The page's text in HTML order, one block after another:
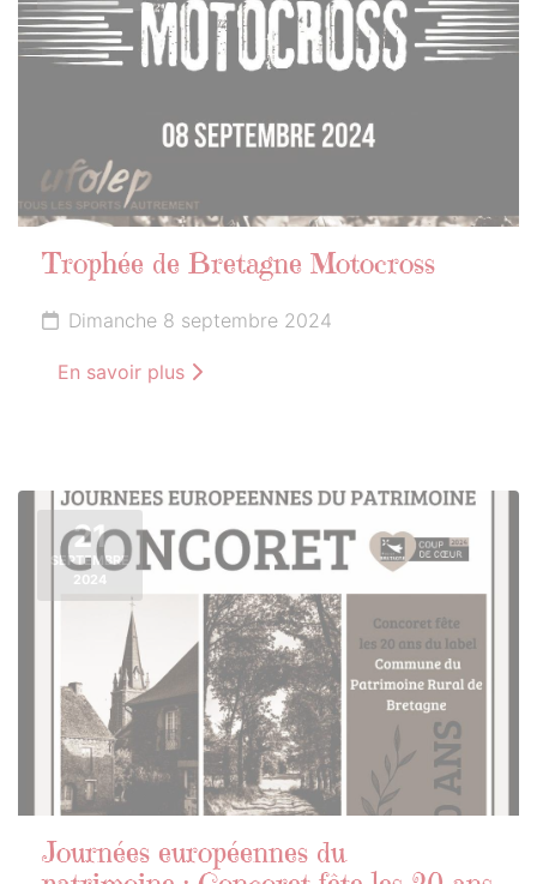
Trophée de Bretagne Motocross
Dimanche 8 septembre 2024
En savoir plus
21
SEPTEMBRE
2024
Journées européennes du